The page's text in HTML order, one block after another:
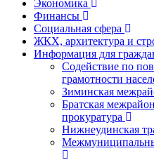
Экономика
Финансы
Социальная сфера
ЖКХ, архитектура и
Информация для
Содействие по
грамотности
Зиминская
Братская
прокуратура
Нижнеудинская